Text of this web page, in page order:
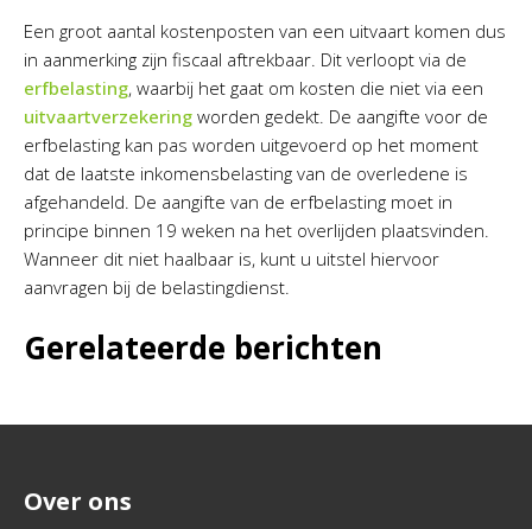
Een groot aantal kostenposten van een uitvaart komen dus
in aanmerking zijn fiscaal aftrekbaar. Dit verloopt via de
erfbelasting, waarbij het gaat om kosten die niet via een
uitvaartverzekering worden gedekt. De aangifte voor de
erfbelasting kan pas worden uitgevoerd op het moment
dat de laatste inkomensbelasting van de overledene is
afgehandeld. De aangifte van de erfbelasting moet in
principe binnen 19 weken na het overlijden plaatsvinden.
Wanneer dit niet haalbaar is, kunt u uitstel hiervoor
aanvragen bij de belastingdienst.
Gerelateerde berichten
Over ons